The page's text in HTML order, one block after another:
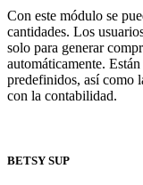
Con este módulo se
cantidades. Los
solo para generar
automáticamente.
predefinidos, así como
con la contabilidad.
BETSY SUP